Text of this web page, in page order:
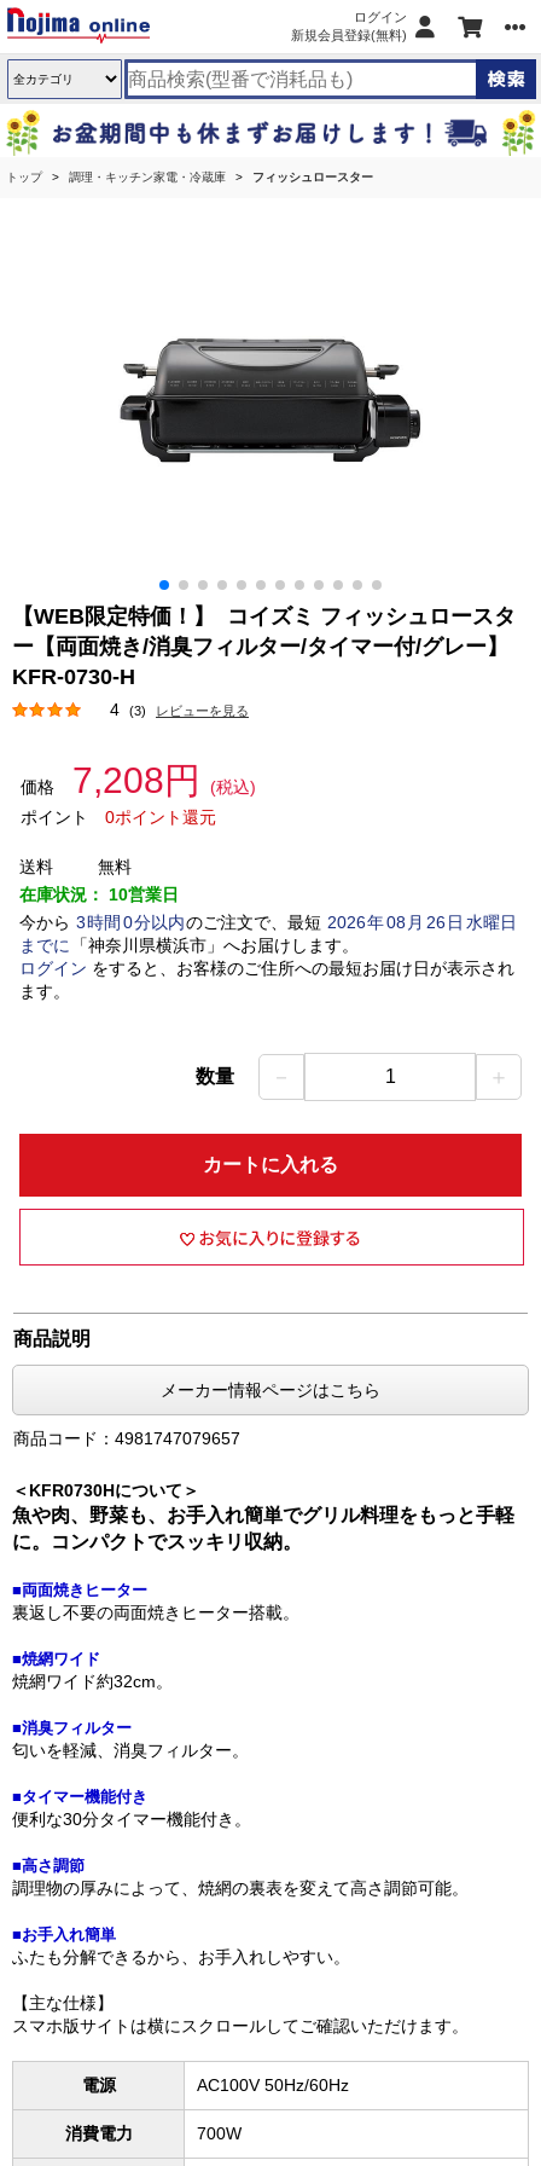
ログイン
新規会員登録(無料)
トップ 調理・キッチン家電・冷蔵庫 フィッシュロースター
【WEB限定特価！】 コイズミ フィッシュロースタ
ー【両面焼き/消臭フィルター/タイマー付/グレー】
KFR-0730-H
4 (3) レビューを見る
価格 7,208円
(税込)
ポイント
0ポイント還元
送料
無料
在庫状況： 10営業日
今から 3時間 0分以内のご注文で、最短 2026年08 月 26日水曜日
までに
「神奈川県横浜市」 へお届けします。
ログイン をすると、お客様のご住所への最短お届け日が表示され
ます。
数量 － 1 ＋
カートに入れる
商品説明
メーカー情報ページはこちら
商品コード：4981747079657
＜KFR0730Hについて＞
魚や肉、野菜も、お手入れ簡単でグリル料理をもっと手軽
に。コンパクトでスッキリ収納。
■両面焼きヒーター
裏返し不要の両面焼きヒーター搭載。
■焼網ワイド
焼網ワイド約32cm。
■消臭フィルター
匂いを軽減、消臭フィルター。
■タイマー機能付き
便利な30分タイマー機能付き。
■高さ調節
調理物の厚みによって、焼網の裏表を変えて高さ調節可能。
■お手入れ簡単
ふたも分解できるから、お手入れしやすい。
【主な仕様】
スマホ版サイトは横にスクロールしてご確認いただけます。
電源 AC100V 50Hz/60Hz
消費電力 700W